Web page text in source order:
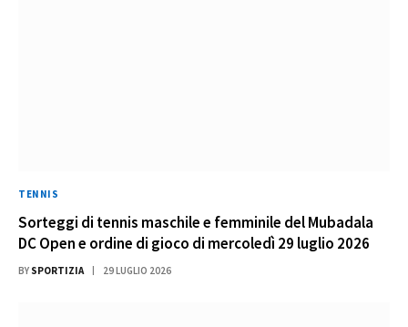
TENNIS
Sorteggi di tennis maschile e femminile del Mubadala
DC Open e ordine di gioco di mercoledì 29 luglio 2026
BY SPORTIZIA 29 LUGLIO 2026